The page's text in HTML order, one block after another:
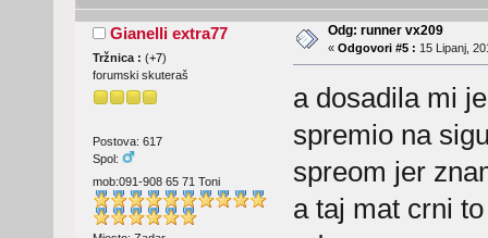
Gianelli extra77
Tržnica : (+7)
forumski skuteraš
Postova: 617
Spol:
mob:091-908 65 71 Toni
Odg: runner vx209
« Odgovori #5 : 15 Lipanj,
a dosadila mi
spremio na
spreom jer
a taj mat crni